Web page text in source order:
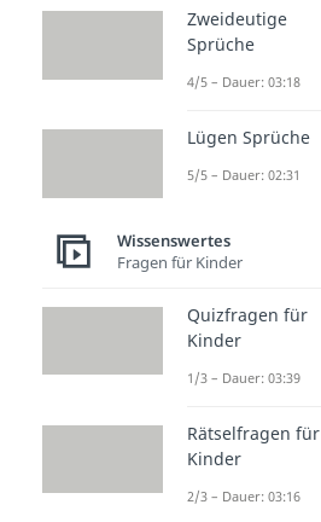
Zweideutige
Sprüche
4/5 – Dauer: 03:18
Lügen Sprüche
5/5 – Dauer: 02:31
Wissenswertes
Fragen für Kinder
Quizfragen für
Kinder
1/3 – Dauer: 03:39
Rätselfragen für
Kinder
2/3 – Dauer: 03:16